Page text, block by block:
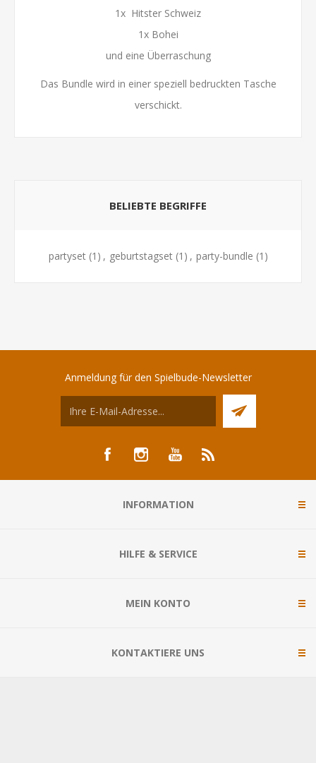
1x Hitster Schweiz
1x Bohei
und eine Überraschung
Das Bundle wird in einer speziell bedruckten Tasche
verschickt.
BELIEBTE BEGRIFFE
partyset (1) , geburtstagset (1) , party-bundle (1)
Anmeldung für den Spielbude-Newsletter
INFORMATION
HILFE & SERVICE
MEIN KONTO
KONTAKTIERE UNS